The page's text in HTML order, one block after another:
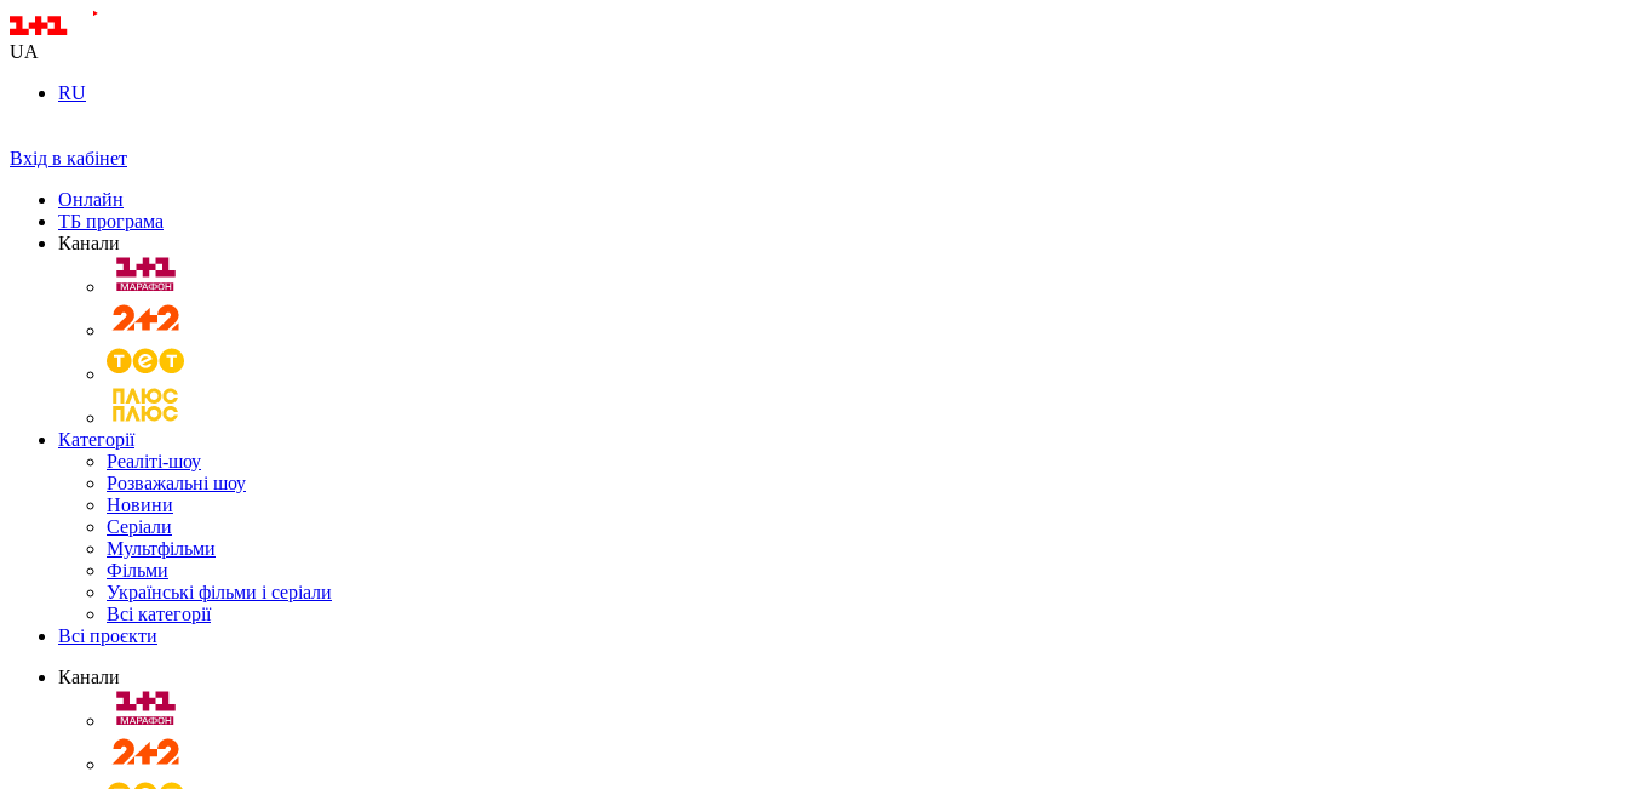
UA
RU
Вхід в кабінет
Онлайн
ТБ програма
Канали
Категорії
Реаліті-шоу
Розважальні шоу
Новини
Серіали
Мультфільми
Фільми
Українські фільми і серіали
Всі категорії
Всі проєкти
Канали